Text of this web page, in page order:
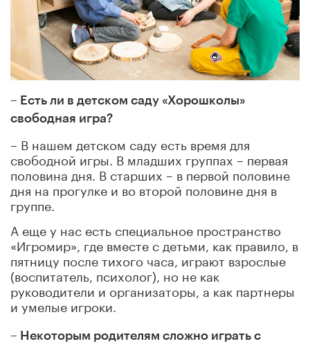
– Есть ли в детском саду «Хорошколы»
свободная игра?
– В нашем детском саду есть время для
свободной игры. В младших группах – первая
половина дня. В старших – в первой половине
дня на прогулке и во второй половине дня в
группе.
А еще у нас есть специальное пространство
«Игромир», где вместе с детьми, как правило, в
пятницу после тихого часа, играют взрослые
(воспитатель, психолог), но не как
руководители и организаторы, а как партнеры
и умелые игроки.
– Некоторым родителям сложно играть с